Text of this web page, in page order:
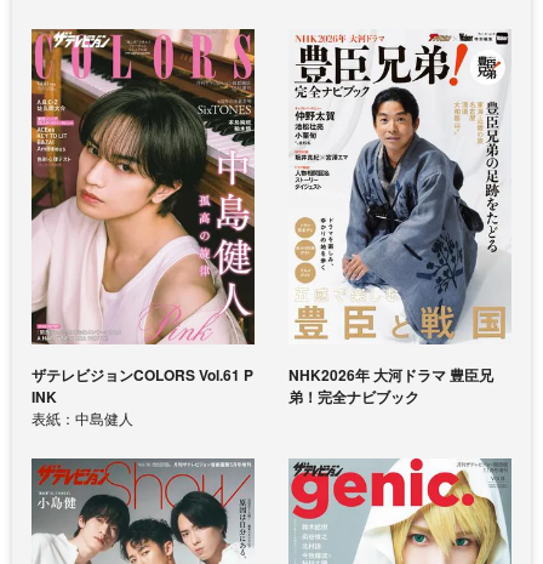
ザテレビジョンCOLORS Vol.61 P
INK
表紙：中島健人
NHK2026年 大河ドラマ 豊臣兄
弟！完全ナビブック